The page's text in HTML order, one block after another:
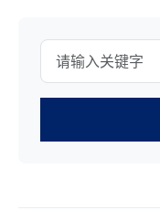
请输入关键字